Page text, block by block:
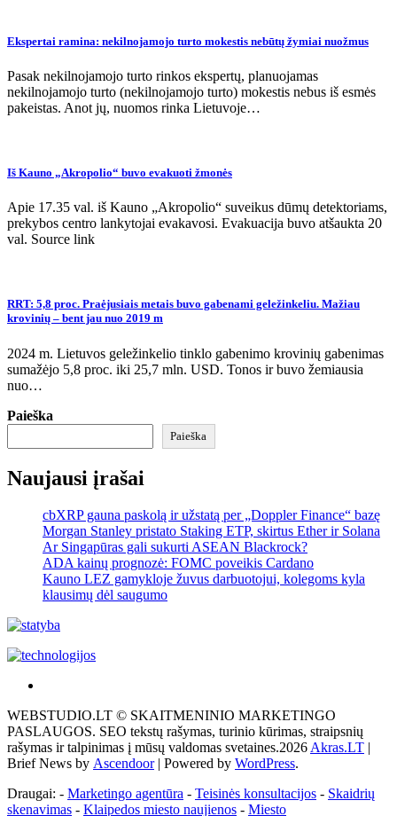
Ekspertai ramina: nekilnojamojo turto mokestis nebūtų žymiai nuožmus
Pasak nekilnojamojo turto rinkos ekspertų, planuojamas
nekilnojamojo turto (nekilnojamojo turto) mokestis nebus iš esmės
pakeistas. Anot jų, nuomos rinka Lietuvoje…
Iš Kauno „Akropolio“ buvo evakuoti žmonės
Apie 17.35 val. iš Kauno „Akropolio“ suveikus dūmų detektoriams,
prekybos centro lankytojai evakavosi. Evakuacija buvo atšaukta 20
val. Source link
RRT: 5,8 proc. Praėjusiais metais buvo gabenami geležinkeliu. Mažiau
krovinių – bent jau nuo 2019 m
2024 m. Lietuvos geležinkelio tinklo gabenimo krovinių gabenimas
sumažėjo 5,8 proc. iki 25,7 mln. USD. Tonos ir buvo žemiausia
nuo…
Paieška
Paieška
Naujausi įrašai
cbXRP gauna paskolą ir užstatą per „Doppler Finance“ bazę
Morgan Stanley pristato Staking ETP, skirtus Ether ir Solana
Ar Singapūras gali sukurti ASEAN Blackrock?
ADA kainų prognozė: FOMC poveikis Cardano
Kauno LEZ gamykloje žuvus darbuotojui, kolegoms kyla
klausimų dėl saugumo
tai
žemės
ploto
matavimo
Pagrindinis
WEBSTUDIO.LT © SKAITMENINIO MARKETINGO
PASLAUGOS. SEO tekstų rašymas, turinio kūrimas, straipsnių
rašymas ir talpinimas į mūsų valdomas svetaines.2026Akras.LT
Brief News by Ascendoor| Powered by WordPress.
Draugai: - Marketingo agentūra - Teisinės konsultacijos - Skaidrių
skenavimas - Klaipedos miesto naujienos - Miesto